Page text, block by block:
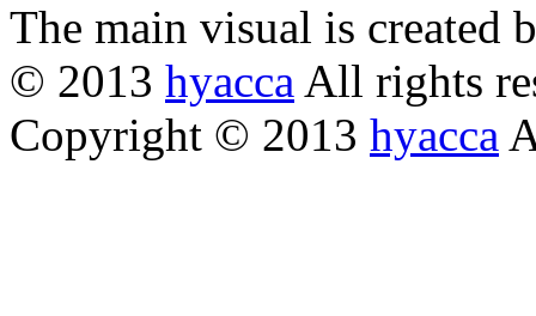
The main visual is created
© 2013 hyacca All rights
Copyright © 2013 hyacca